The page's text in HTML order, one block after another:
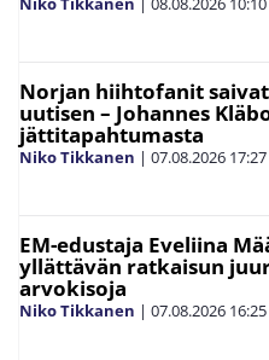
Norjan hiihtofanit
uutisen – Johannes
jättitapahtumasta
Niko Tikkanen | 07.08.2026 17:27
EM-edustaja Eveliina
yllättävän ratkaisun
arvokisoja
Niko Tikkanen | 07.08.2026 16:25